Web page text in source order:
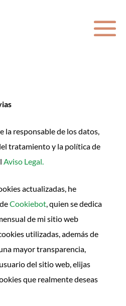
la responsable de los datos,
tratamiento y la política de
Aviso Legal.
actualizadas, he
Cookiebot, quien se dedica
de mi sitio web
utilizadas, además de
mayor transparencia,
del sitio web, elijas
que realmente deseas